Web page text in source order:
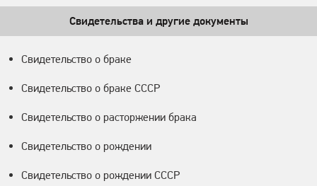
Свидетельства и другие документы
Свидетельство о браке
Свидетельство о браке СССР
Свидетельство о расторжении брака
Свидетельство о рождении
Свидетельство о рождении СССР